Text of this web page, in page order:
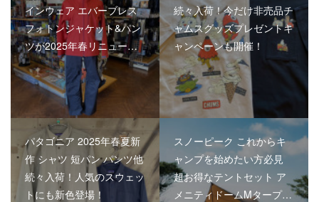
インウェア エバーブレス
フォトンジャケット&パン
ツが2025年春リニュー…
続々入荷！今だけ非売品チ
ャムスグッズプレゼントキ
ャンペーンも開催！
パタゴニア 2025年春夏新
作 シャツ 短パン パンツ他
続々入荷！人気のスウェッ
トにも新色登場！
スノーピーク これからキ
ャンプを始めたい方必見
超お得なテントセット ア
メニティドームMタープ…